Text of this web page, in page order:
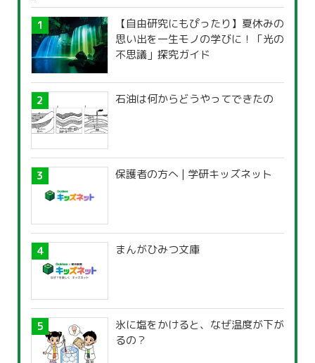
【自由研究にもぴったり】夏休みの
思い出を一生モノの学びに！「光の
不思議」探究ガイド
石油は何からどうやってできたの
保護者の方へ | 学研キッズネット
まんがひみつ文庫
氷に塩をかけると、なぜ温度が下が
るの？